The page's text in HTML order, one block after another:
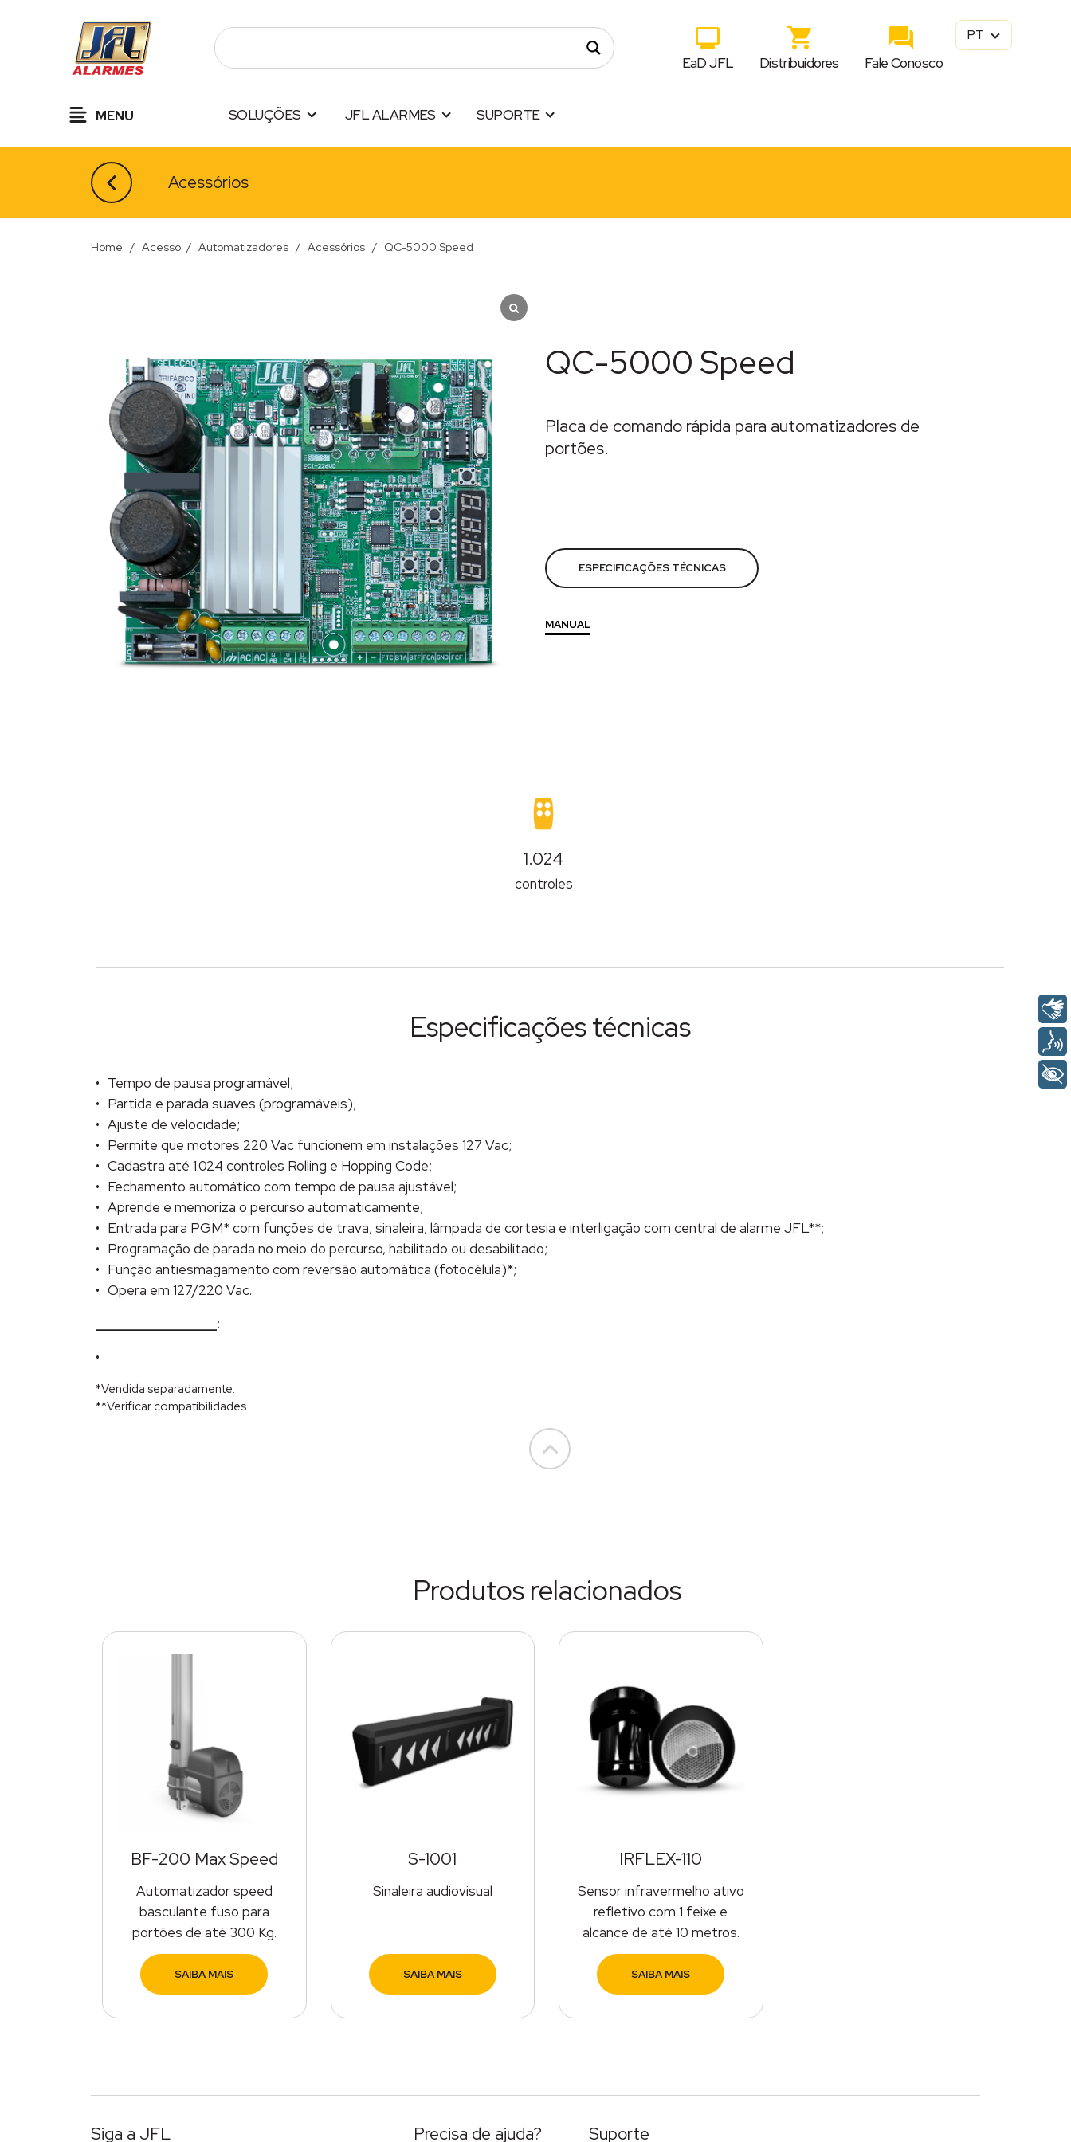
EaD JFL Distribuidores Fale Conosco
PT
MENU SOLUÇÕES JFL ALARMES SUPORTE
Acessórios
Home / Acesso / Automatizadores / Acessórios / QC-5000 Speed
QC-5000 Speed
Placa de comando rápida para automatizadores de
portões.
ESPECIFICAÇÕES TÉCNICAS
MANUAL
controles
1.024
Especificações técnicas
Tempo de pausa programável;
Partida e parada suaves (programáveis);
Ajuste de velocidade;
Permite que motores 220 Vac funcionem em instalações 127 Vac;
Cadastra até 1.024 controles Rolling e Hopping Code;
Fechamento automático com tempo de pausa ajustável;
Aprende e memoriza o percurso automaticamente;
Entrada para PGM* com funções de trava, sinaleira, lâmpada de cortesia e interligação com central de alarme JFL**;
Programação de parada no meio do percurso, habilitado ou desabilitado;
Função antiesmagamento com reversão automática (fotocélula)*;
Opera em 127/220 Vac.
*Vendida separadamente.
**Verificar compatibilidades.
Go to top
Produtos relacionados
BF-200 Max Speed
Automatizador speed
basculante fuso para
portões de até 300 Kg.
SAIBA MAIS
S-1001
Sinaleira audiovisual
SAIBA MAIS
IRFLEX-110
Sensor infravermelho ativo
refletivo com 1 feixe e
alcance de até 10 metros.
SAIBA MAIS
Siga a JFL Precisa de ajuda? Suporte